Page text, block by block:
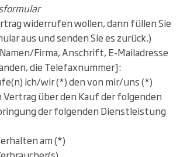
widerrufen wollen, dann füllen Sie
aus und senden Sie es zurück.)
Firma, Anschrift, E-Mailadresse
die Telefaxnummer]:
ich/wir (*) den von mir/uns (*)
Vertrag über den Kauf der folgenden
der folgenden Dienstleistung
am (*)